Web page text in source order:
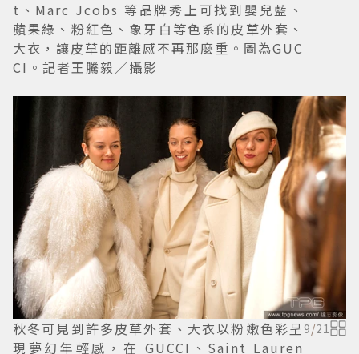
t、Marc Jcobs 等品牌秀上可找到嬰兒藍、
蘋果綠、粉紅色、象牙白等色系的皮草外套、
大衣，讓皮草的距離感不再那麼重。圖為GUC
CI。記者王騰毅／攝影
秋冬可見到許多皮草外套、大衣以粉嫩色彩呈
現夢幻年輕感，在 GUCCI、Saint Lauren
9/21